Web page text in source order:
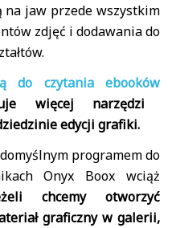
na jaw przede wszystkim
zdjęć i dodawania do
do czytania ebooków
więcej narzędzi
edycji grafiki.
programem do
Onyx Boox wciąż
chcemy otworzyć
graficzny w galerii,